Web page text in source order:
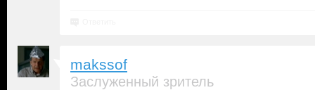
makssof
Заслуженный зритель